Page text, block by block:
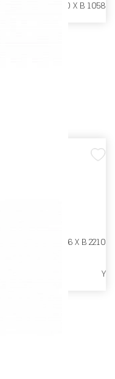
Ш 684 X Г 350 X В 1058
Ш 452 X Г 446 X В 2210
Y